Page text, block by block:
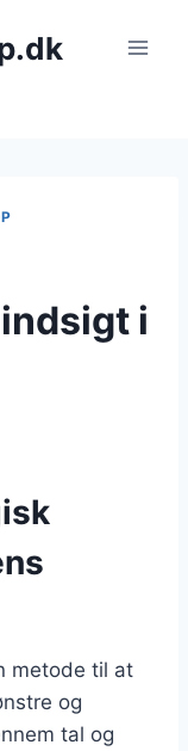
i
metode til at
og
tal og